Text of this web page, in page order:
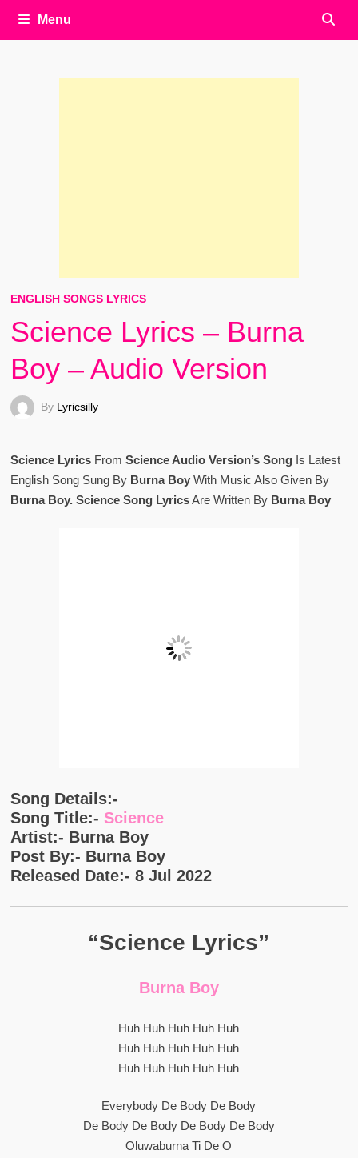
Menu
ENGLISH SONGS LYRICS
Science Lyrics – Burna
Boy – Audio Version
By Lyricsilly
Science LyricsFrom Science Audio Version’s SongIs Latest
English Song Sung By Burna BoyWith Music Also Given By
Burna Boy. Science Song LyricsAre Written By Burna Boy
Song Details:-
Song Title:- Science
Artist:- Burna Boy
Post By:- Burna Boy
Released Date:- 8 Jul 2022
“Science Lyrics”
Burna Boy
Huh Huh Huh Huh Huh
Huh Huh Huh Huh Huh
Huh Huh Huh Huh Huh
Everybody De Body De Body
De Body De Body De Body De Body
Oluwaburna Ti De O